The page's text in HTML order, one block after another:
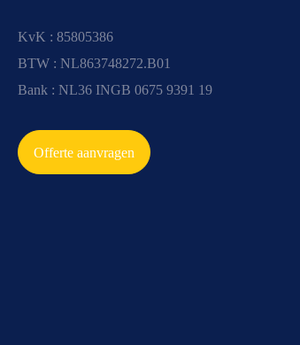
KvK : 85805386
BTW : NL863748272.B01
Bank : NL36 INGB 0675 9391 19
Offerte aanvragen